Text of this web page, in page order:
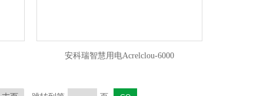
安科瑞智慧用电Acrelclou-6000